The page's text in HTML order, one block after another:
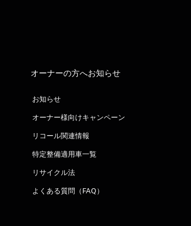
オーナーの方へお知らせ
お知らせ
オーナー様向けキャンペーン
リコール関連情報
特定整備適用車一覧
リサイクル法
よくある質問（FAQ）